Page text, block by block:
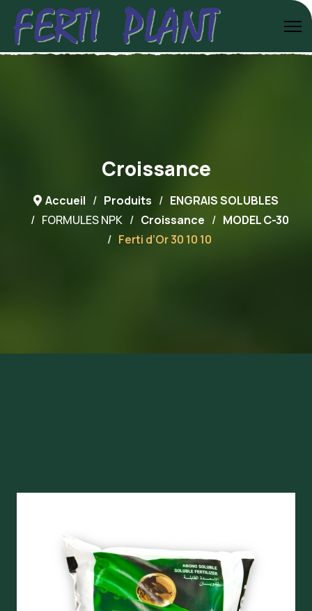
Croissance
Accueil Produits
ENGRAIS SOLUBLES
FORMULES NPK
Croissance
MODEL C-30
Ferti d’Or 30 10 10